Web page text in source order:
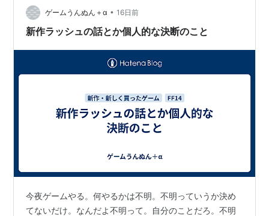
ゲームうんぬん＋α • 16日前
新作ラッシュの話とか個人的な決断のこと
今夜ゲームやる。何やるかは不明。不明っていうか決め
てないだけ。なんだよ不明って。自分のことだろ。不明